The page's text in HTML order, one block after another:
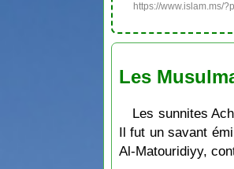
https://www.islam.ms/
Les
Les sunnites
Il fut un savant
Al-Matouridiyy,